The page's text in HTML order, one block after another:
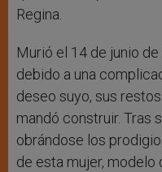
Regina.
Murió el 14 de junio
debido a una
deseo suyo, sus
mandó construir. Tras
obrándose los
de esta mujer, modelo